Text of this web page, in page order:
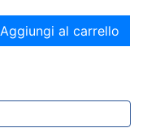
Aggiungi al carrello